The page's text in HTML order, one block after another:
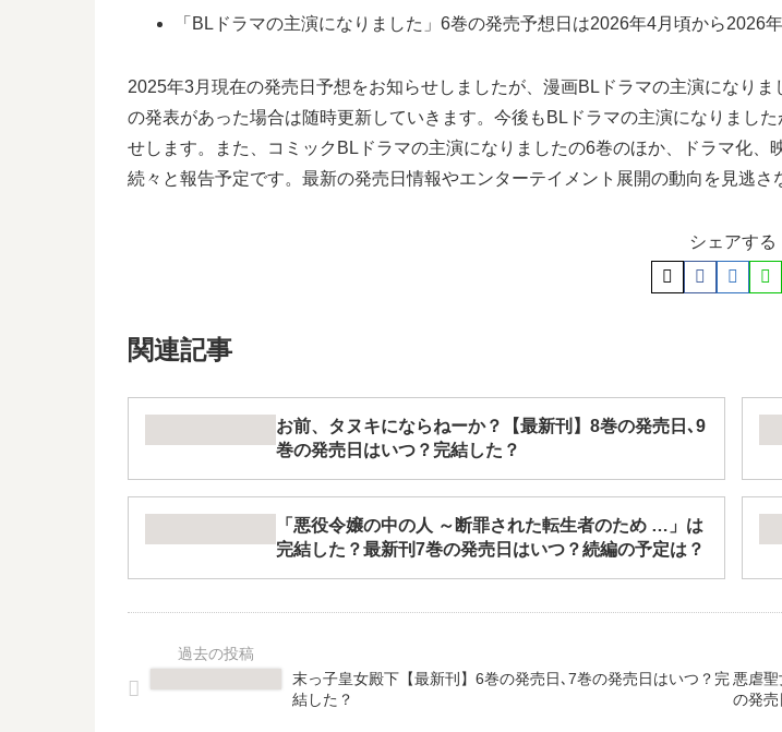
「BLドラマの主演になりました」6巻の発売予想日は2026年4月頃から2026
2025年3月現在の発売日予想をお知らせしましたが、漫画BLドラマの主演になり
の発表があった場合は随時更新していきます。今後もBLドラマの主演になりまし
せします。また、コミックBLドラマの主演になりましたの6巻のほか、ドラマ化、
続々と報告予定です。最新の発売日情報やエンターテイメント展開の動向を見逃さ
シェアする
関連記事
お前、タヌキにならねーか？【最新刊】8巻の発売日､9
巻の発売日はいつ？完結した？
「悪役令嬢の中の人 ～断罪された転生者のため …」は
完結した？最新刊7巻の発売日はいつ？続編の予定は？
末っ子皇女殿下【最新刊】6巻の発売日､7巻の発売日はいつ？完
結した？
悪虐
の発売